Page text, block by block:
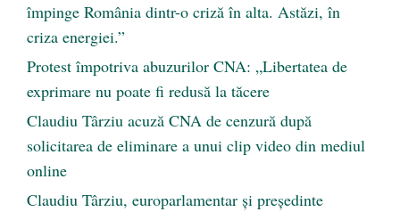
împinge România dintr-o criză în alta. Astăzi, în
criza energiei.”
Protest împotriva abuzurilor CNA: „Libertatea de
exprimare nu poate fi redusă la tăcere
Claudiu Târziu acuză CNA de cenzură după
solicitarea de eliminare a unui clip video din mediul
online
Claudiu Târziu, europarlamentar și președinte